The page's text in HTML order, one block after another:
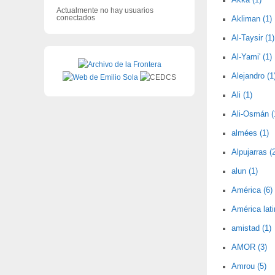
Akliman (1)
Al-Taysir (1)
Al-Yami' (1)
Alejandro
Ali (1)
Ali-Osmán
almées (1)
Alpujarras
alun (1)
América (6)
América
amistad (1)
AMOR (3)
Amrou (5)
Actualmente no hay usuarios
conectados